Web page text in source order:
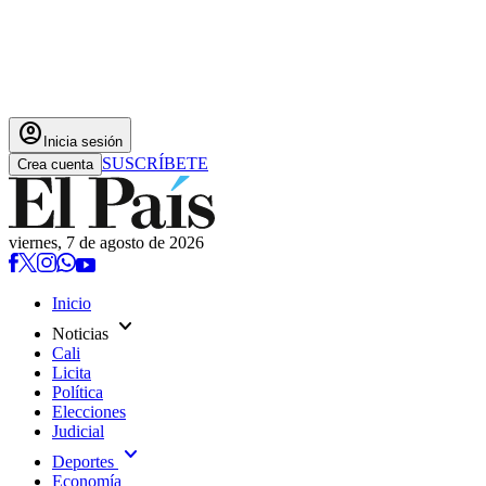
account_circle Inicia sesión
Crea cuenta SUSCRÍBETE
viernes, 7 de agosto de 2026
Inicio
Noticias expand_more
Cali
Licita
Política
Elecciones
Judicial
Deportes expand_more
Economía